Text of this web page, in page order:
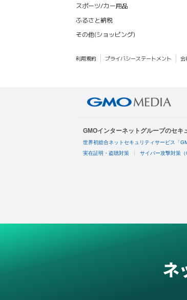
スポーツ/カー用品
ふるさと納税
その他(ショッピング)
利用規約 プライバシーステートメント 会
GMOインターネットグループのセキ
世界初総合ネットセキュリティサービス「
実在証明・盗聴対策 サイバー攻撃対策（